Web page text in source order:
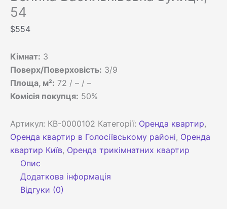
54
$554
Кімнат: 3
Поверх/Поверховість: 3/9
Площа, м²: 72 / – / –
Комісія покупця: 50%
Артикул: КВ-0000102 Категорії: Оренда квартир,
Оренда квартир в Голосіївському районі, Оренда
квартир Київ, Оренда трикімнатних квартир
Опис
Додаткова інформація
Відгуки (0)